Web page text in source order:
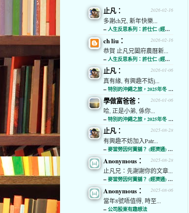
2026-02-16
止凡：
多謝ch兄, 新年快樂...
-- 人生反思系列：許仕仁 (經濟通)
2026-02-16
ch liu：
恭賀 止凡兄闔府農曆新...
-- 人生反思系列：許仕仁 (經濟通)
2026-01-06
止凡：
真有緣, 有興趣不妨j...
-- 特別的沖繩之旅，2025年冬 (經濟通)
2026-01-06
學做富爸爸：
哈, 正是小弟, 係你...
-- 特別的沖繩之旅，2025年冬 (經濟通)
2025-08-28
止凡：
有興趣不妨加入Patr...
-- 麥當勞因何賣舖？ (經濟通) (略)
2025-08-28
Anonymous：
止凡兄：先謝謝你的文章...
-- 麥當勞因何賣舖？ (經濟通) (略)
2025-08-06
Anonymous：
當年8號唔值得, 時至...
-- 公司股東有趣想法